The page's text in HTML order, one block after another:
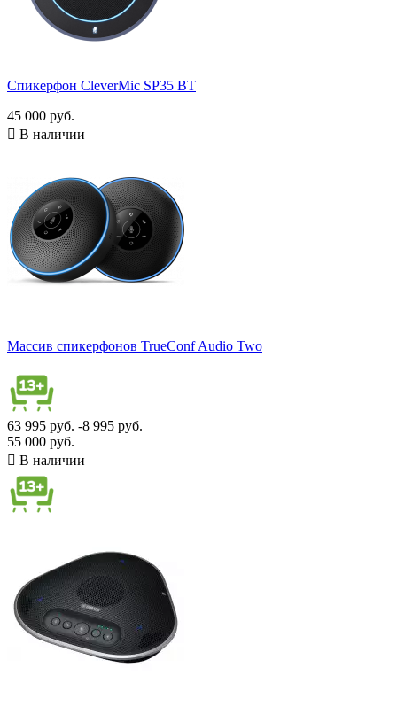
Есть
ЖК-экран
Есть ЖК-экран 2
Радиус захвата звука, м
Есть
29
Показать товары 49
Спикерфон CleverMic SP35 BT
45 000 руб.
 В наличии
Массив спикерфонов TrueConf Audio Two
63 995 руб. -8 995 руб.
55 000 руб.
 В наличии